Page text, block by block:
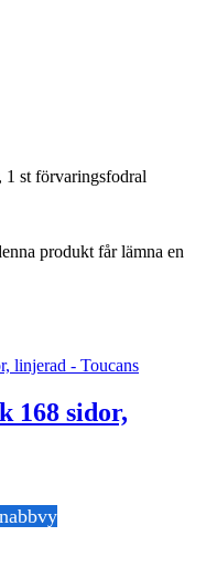
1 st förvaringsfodral
produkt får lämna en
168 sidor,